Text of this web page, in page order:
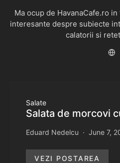
Ma ocup de HavanaCafe.ro
interesante despre subiecte
calatorii si
Salate
Salata de morcovi
Eduard Nedelcu June 7,
VEZI POSTAREA